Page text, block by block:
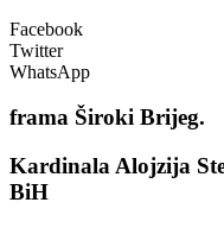
Facebook
Twitter
WhatsApp
frama Široki Brijeg.
Kardinala Alojzija
BiH